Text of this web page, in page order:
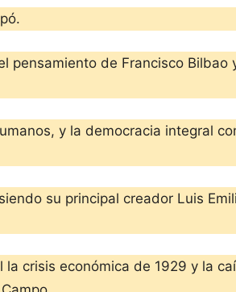
de Francisco Bilbao
y la democracia integral
su principal creador Luis
crisis económica de 1929 y la